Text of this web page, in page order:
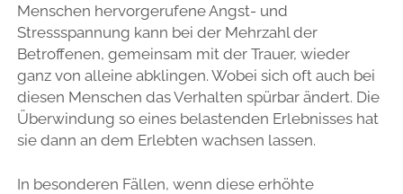
Menschen hervorgerufene Angst- und
Stressspannung kann bei der Mehrzahl der
Betroffenen, gemeinsam mit der Trauer, wieder
ganz von alleine abklingen. Wobei sich oft auch bei
diesen Menschen das Verhalten spürbar ändert. Die
Überwindung so eines belastenden Erlebnisses hat
sie dann an dem Erlebten wachsen lassen.
In besonderen Fällen, wenn diese erhöhte